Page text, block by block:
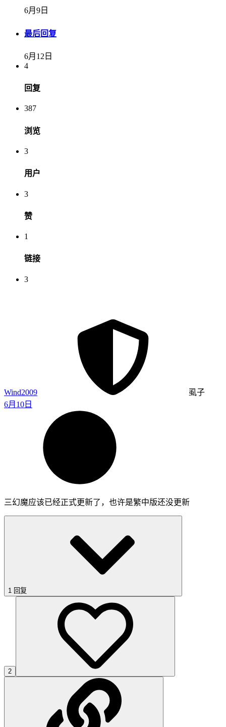
6月9日
最后回复
6月12日
4
回复
387
浏览
3
用户
3
赞
1
链接
3
Wind2009
虱子
6月10日
三幻魔应该已经正式更新了，也许是繁中版还没更新
1 回复
2